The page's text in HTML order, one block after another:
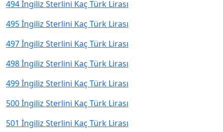
494 İngiliz Sterlini Kaç Türk Lirası
495 İngiliz Sterlini Kaç Türk Lirası
497 İngiliz Sterlini Kaç Türk Lirası
498 İngiliz Sterlini Kaç Türk Lirası
499 İngiliz Sterlini Kaç Türk Lirası
500 İngiliz Sterlini Kaç Türk Lirası
501 İngiliz Sterlini Kaç Türk Lirası